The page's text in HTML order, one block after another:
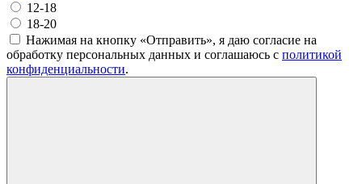
12-18
18-20
Нажимая на кнопку «Отправить», я даю согласие на
обработку персональных данных и соглашаюсь c политикой
конфиденциальности.